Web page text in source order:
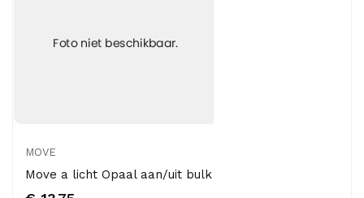
MOVE
Move a licht Opaal aan/uit bulk